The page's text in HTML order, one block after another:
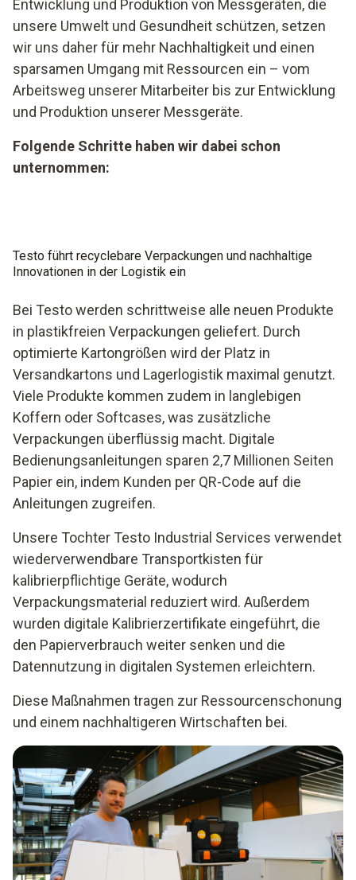
Entwicklung und Produktion von Messgeräten, die
unsere Umwelt und Gesundheit schützen, setzen
wir uns daher für mehr Nachhaltigkeit und einen
sparsamen Umgang mit Ressourcen ein – vom
Arbeitsweg unserer Mitarbeiter bis zur Entwicklung
und Produktion unserer Messgeräte.
Folgende Schritte haben wir dabei schon
unternommen:
Testo führt recyclebare Verpackungen und nachhaltige
Innovationen in der Logistik ein
Bei Testo werden schrittweise alle neuen Produkte
in plastikfreien Verpackungen geliefert. Durch
optimierte Kartongrößen wird der Platz in
Versandkartons und Lagerlogistik maximal genutzt.
Viele Produkte kommen zudem in langlebigen
Koffern oder Softcases, was zusätzliche
Verpackungen überflüssig macht. Digitale
Bedienungsanleitungen sparen 2,7 Millionen Seiten
Papier ein, indem Kunden per QR-Code auf die
Anleitungen zugreifen.
Unsere Tochter Testo Industrial Services verwendet
wiederverwendbare Transportkisten für
kalibrierpflichtige Geräte, wodurch
Verpackungsmaterial reduziert wird. Außerdem
wurden digitale Kalibrierzertifikate eingeführt, die
den Papierverbrauch weiter senken und die
Datennutzung in digitalen Systemen erleichtern.
Diese Maßnahmen tragen zur Ressourcenschonung
und einem nachhaltigeren Wirtschaften bei.